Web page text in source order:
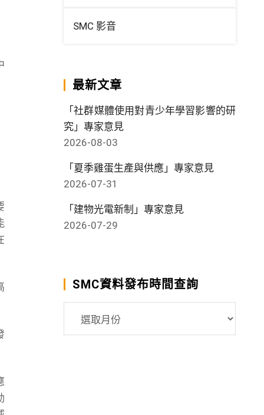
SMC 影音
最新文章
「社群媒體使用對青少年學習影響的研
究」專家意見
2026-08-03
「夏季雞蛋生產與供應」專家意見
2026-07-31
「建物光電新制」專家意見
2026-07-29
SMC資料發布時間查詢